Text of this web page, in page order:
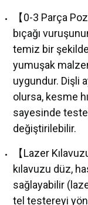
【0-3 Parça
bıçağı
temiz bir
yumuşak
uygundur. Dişli
olursa, kesme
sayesinde
değiştirilebilir.
【Lazer
kılavuzu düz,
sağlayabilir
tel testereyi